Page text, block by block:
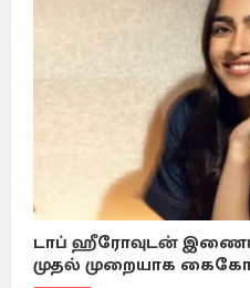
டாப் ஹீரோவுடன்
முதல் முறையாக